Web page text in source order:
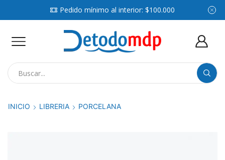
Pedido mínimo al interior: $100.000
INICIO LIBRERIA PORCELANA